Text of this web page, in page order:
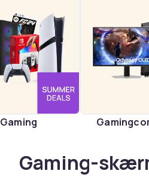
Gaming
Gaming-